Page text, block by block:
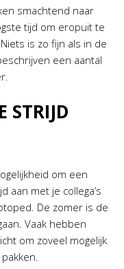
smachtend naar
tijd om eropuit te
is zo fijn als in de
een aantal
STRIJD
om een
aan met je collega’s
De zomer is de
Vaak hebben
om zoveel mogelijk